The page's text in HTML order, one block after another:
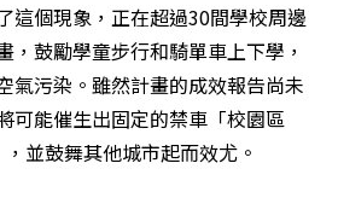
這個現象，正在超過30間學校周邊
，鼓勵學童步行和騎單車上下學，
氣污染。雖然計畫的成效報告尚未
可能催生出固定的禁車「校園區
並鼓舞其他城市起而效尤。